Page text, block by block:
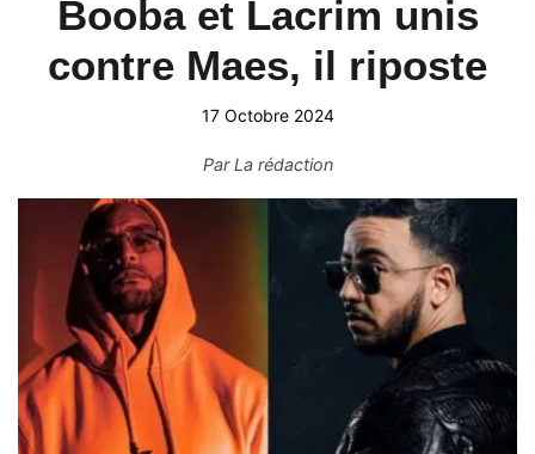
Booba et Lacrim unis
contre Maes, il riposte
17 Octobre 2024
ParLa rédaction